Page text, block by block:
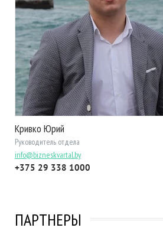
Кривко Юрий
Руководитель отдела
info@bizneskvartal.by
+375 29 338 1000
ПАРТНЕРЫ